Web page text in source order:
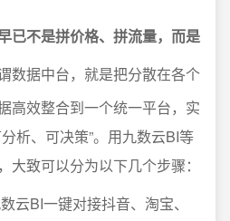
已不是拼价格、拼流量，而是
数据中台，就是把分散在各个
高效整合到一个统一平台，实
析、可决策”。用九数云BI等
大致可以分为以下几个步骤：
云BI一键对接抖音、淘宝、